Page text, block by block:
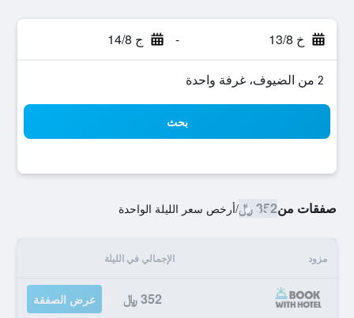
خ 13/8 - ج 14/8
2 من الضيوف، غرفة واحدة
بحث
صفقات من352 ﷼ /أرخص سعر الليلة الواحدة
مزود الإجمالي في الليلة
352 ﷼ عرض الصفقة